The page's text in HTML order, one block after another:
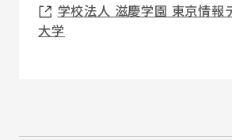
学校法人 滋慶学園 東京情報
大学